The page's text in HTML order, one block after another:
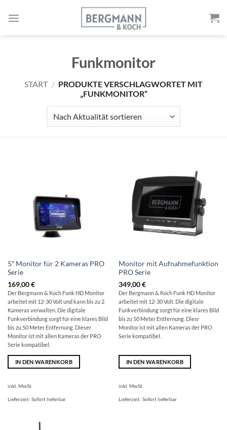
Inhalt
Funkmonitor
START / PRODUKTE VERSCHLAGWORTET MIT
„FUNKMONITOR“
5″ Monitor für 2 Kameras PRO
Serie
169,00€
Der Bergmann & Koch Funk HD Monitor
arbeitet mit 12-30 Volt und kann bis zu 2
Kameras verwalten. Die digitale
Funkverbindung sorgt für eine klares Bild
bis zu 50 Meter Entfernung. Dieser
Monitor ist mit allen Kameras der PRO
Serie kompatibel.
IN DEN WARENKORB
inkl. MwSt.
Lieferzeit: Sofort lieferbar
Monitor mit Aufnahmefunktion
PRO Serie
349,00€
Der Bergmann & Koch Funk HD Monitor
arbeitet mit 12-30 Volt. Die digitale
Funkverbindung sorgt für eine klares Bild
bis zu 50 Meter Entfernung. Diesr
Monitor ist mit allen Kameras der PRO
Serie kompatibel.
IN DEN WARENKORB
inkl. MwSt.
Lieferzeit: Sofort lieferbar